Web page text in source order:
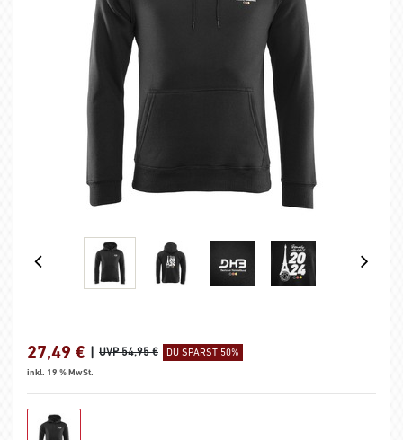
27,49 € UVP 54,95 € DU SPARST 50%
inkl. 19 % MwSt.